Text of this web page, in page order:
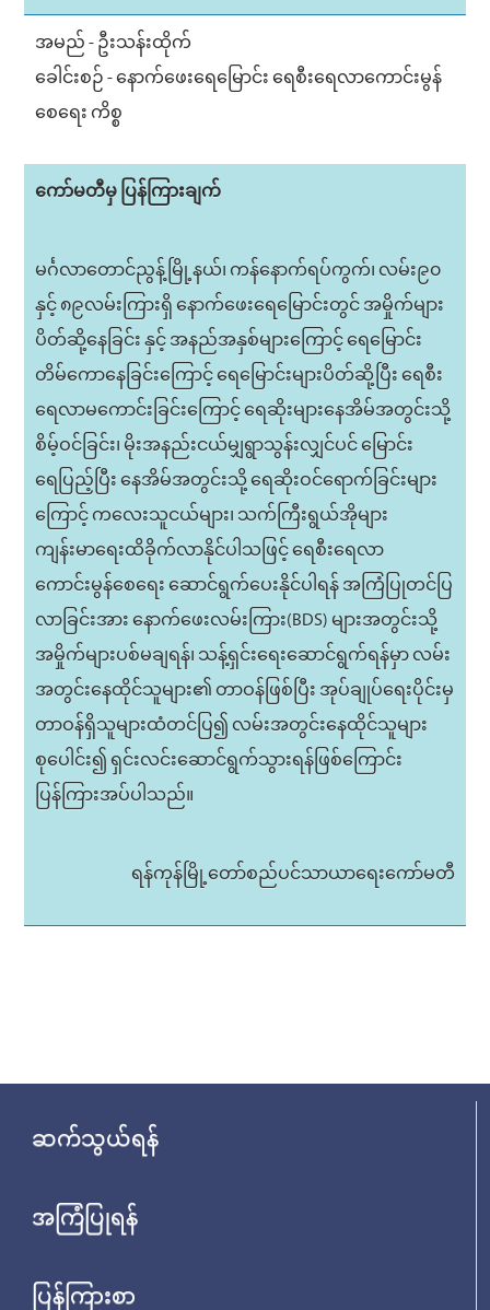
အမည် - ဦးသန်းထိုက်
ခေါင်းစဉ် - နောက်ဖေးရေမြောင်း ရေစီးရေလာကောင်းမွန်
စေရေး ကိစ္စ
ကော်မတီမှ ပြန်ကြားချက်
မင်္ဂလာတောင်ညွန့်မြို့နယ်၊ ကန်နောက်ရပ်ကွက်၊ လမ်း၉၀
နှင့် ၈၉လမ်းကြားရှိ နောက်ဖေးရေမြောင်းတွင် အမှိုက်များ
ပိတ်ဆို့နေခြင်း နှင့် အနည်အနှစ်များကြောင့် ရေမြောင်း
တိမ်ကောနေခြင်းကြောင့် ရေမြောင်းများပိတ်ဆို့ပြီး ရေစီး
ရေလာမကောင်းခြင်းကြောင့် ရေဆိုးများနေအိမ်အတွင်းသို့
စိမ့်ဝင်ခြင်း၊ မိုးအနည်းငယ်မျှရွာသွန်းလျှင်ပင် မြောင်း
ရေပြည့်ပြီး နေအိမ်အတွင်းသို့ ရေဆိုးဝင်ရောက်ခြင်းများ
ကြောင့် ကလေးသူငယ်များ၊ သက်ကြီးရွယ်အိုများ
ကျန်းမာရေးထိခိုက်လာနိုင်ပါသဖြင့် ရေစီးရေလာ
ကောင်းမွန်စေရေး ဆောင်ရွက်ပေးနိုင်ပါရန် အကြံပြုတင်ပြ
လာခြင်းအား နောက်ဖေးလမ်းကြား(BDS) များအတွင်းသို့
အမှိုက်များပစ်မချရန်၊ သန့်ရှင်းရေးဆောင်ရွက်ရန်မှာ လမ်း
အတွင်းနေထိုင်သူများ၏ တာဝန်ဖြစ်ပြီး အုပ်ချုပ်ရေးပိုင်းမှ
တာဝန်ရှိသူများထံတင်ပြ၍ လမ်းအတွင်းနေထိုင်သူများ
စုပေါင်း၍ ရှင်းလင်းဆောင်ရွက်သွားရန်ဖြစ်ကြောင်း
ပြန်ကြားအပ်ပါသည်။
ရန်ကုန်မြို့တော်စည်ပင်သာယာရေးကော်မတီ
ဆက်သွယ်ရန်
အကြံပြုရန်
ပြန်ကြားစာ